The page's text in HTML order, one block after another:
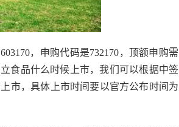
，申购代码是732170，顶额申购需
食品什么时候上市，我们可以根据中签
市，具体上市时间要以官方公布时间为